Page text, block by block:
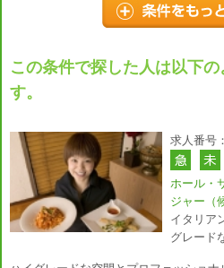
この条件で探した人は以下
す。
求人番号
ホール・
ジャー（
イタリア
グレード